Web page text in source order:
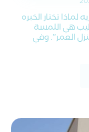
تختار الخبره
هي اللمسة
العمر”. وفي